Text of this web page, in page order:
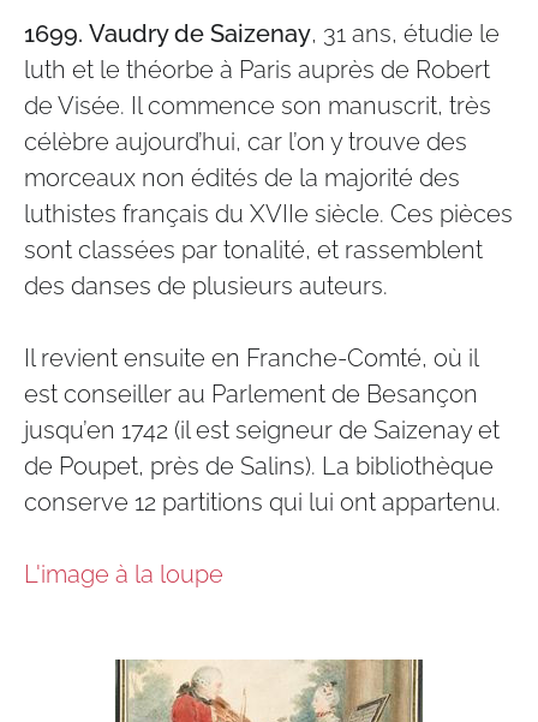
1699. Vaudry de Saizenay, 31 ans, étudie le
luth et le théorbe à Paris auprès de Robert
de Visée. Il commence son manuscrit, très
célèbre aujourd’hui, car l’on y trouve des
morceaux non édités de la majorité des
luthistes français du XVIIe siècle. Ces pièces
sont classées par tonalité, et rassemblent
des danses de plusieurs auteurs.
Il revient ensuite en Franche-Comté, où il
est conseiller au Parlement de Besançon
jusqu’en 1742 (il est seigneur de Saizenay et
de Poupet, près de Salins). La bibliothèque
conserve 12 partitions qui lui ont appartenu.
L'image à la loupe